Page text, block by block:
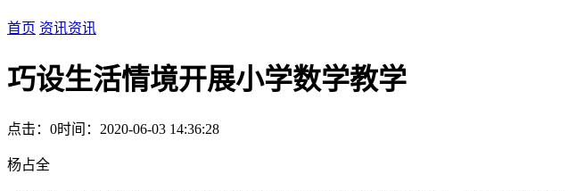
首页 资讯资讯
巧设生活情境开展小学数学教学
点击：0时间：2020-06-03 14:36:28
杨占全